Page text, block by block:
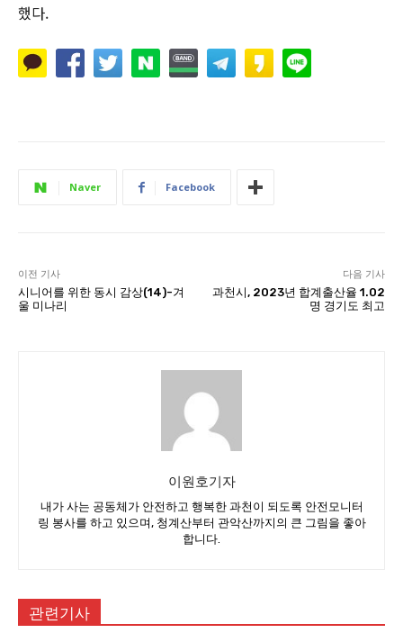
했다.
Naver Facebook
이전 기사
시니어를 위한 동시 감상(14)-겨
울 미나리
다음 기사
과천시, 2023년 합계출산율 1.02
명 경기도 최고
이원호기자
내가 사는 공동체가 안전하고 행복한 과천이 되도록 안전모니터
링 봉사를 하고 있으며, 청계산부터 관악산까지의 큰 그림을 좋아
합니다.
관련기사